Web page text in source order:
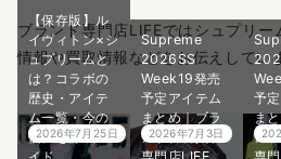
ブランド専門店LIFEではシュプリー
情報や買取情報などをお伝えしてい
【保存版】ル
イヴィトン×シ
ュプリームと
は？コラボの
歴史・アイテ
ム一覧・今の
価値を徹底ガ
2026年7月25日
Supreme
2026SS
Week19発売
予定アイテム
まとめ｜ブラ
ンド古着買取
2026年7月3日
予
ま
ン